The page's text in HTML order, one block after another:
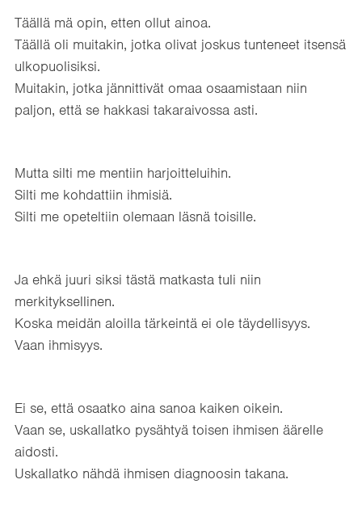
Täällä mä opin, etten ollut ainoa.
Täällä oli muitakin, jotka olivat joskus tunteneet itsensä
ulkopuolisiksi.
Muitakin, jotka jännittivät omaa osaamistaan niin
paljon, että se hakkasi takaraivossa asti.
Mutta silti me mentiin harjoitteluihin.
Silti me kohdattiin ihmisiä.
Silti me opeteltiin olemaan läsnä toisille.
Ja ehkä juuri siksi tästä matkasta tuli niin
merkityksellinen.
Koska meidän aloilla tärkeintä ei ole täydellisyys.
Vaan ihmisyys.
Ei se, että osaatko aina sanoa kaiken oikein.
Vaan se, uskallatko pysähtyä toisen ihmisen äärelle
aidosti.
Uskallatko nähdä ihmisen diagnoosin takana.